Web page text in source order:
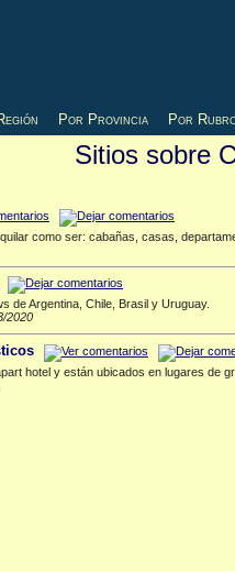
Por Provincia Por
Sitios sobre
como ser: cabañas, casas,
de Argentina, Chile, Brasil y Uruguay.
2020
hotel y están ubicados en lugares de